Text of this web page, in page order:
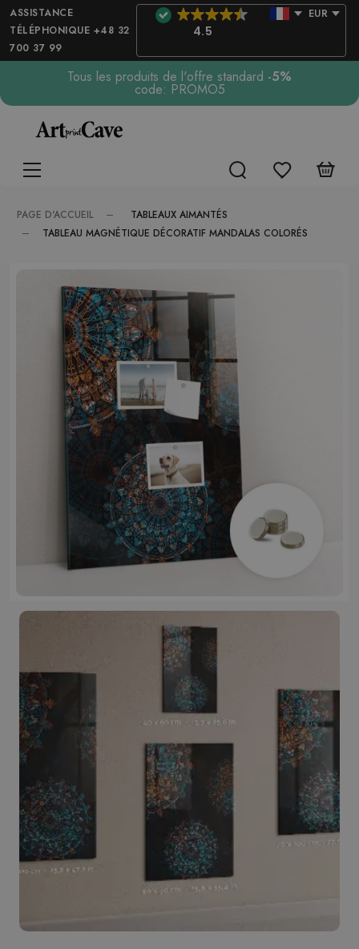
ASSISTANCE
TÉLÉPHONIQUE +48 32
700 37 99
4.5
EUR
Tous les produits de l'offre standard -5%
code: PROMO5
PAGE D'ACCUEIL
TABLEAUX AIMANTÉS
TABLEAU MAGNÉTIQUE DÉCORATIF MANDALAS COLORÉS